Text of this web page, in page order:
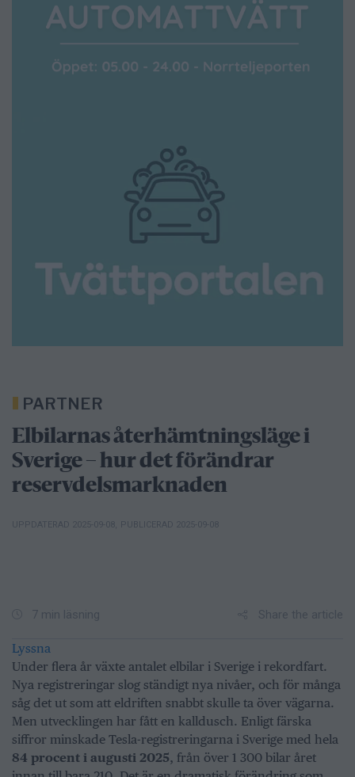
PARTNER
Elbilarnas återhämtningsläge i
Sverige – hur det förändrar
reservdelsmarknaden
UPPDATERAD 2025-09-08 PUBLICERAD 2025-09-08
7 min läsning Share the article
Lyssna
Under flera år växte antalet elbilar i Sverige i rekordfart.
Nya registreringar slog ständigt nya nivåer, och för många
såg det ut som att eldriften snabbt skulle ta över vägarna.
Men utvecklingen har fått en kalldusch. Enligt färska
siffror minskade Tesla-registreringarna i Sverige med hela
84 procent i augusti 2025, från över 1 300 bilar året